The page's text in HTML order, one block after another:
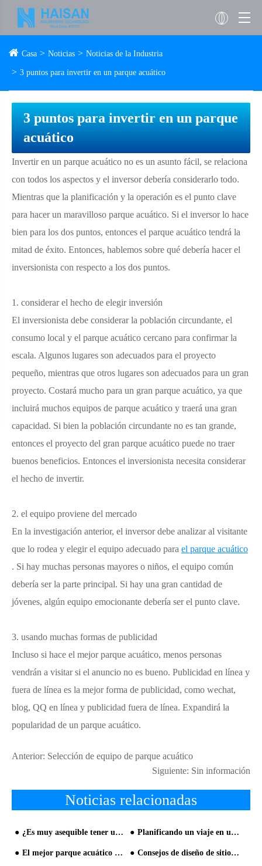
Casa Noticias Noticias de la Industria
3 puntos para invertir en un parque acuático
3 puntos para invertir en un parque
acuático
Invertir en un parque acuático no es un asunto fácil, se relaciona
con todos los aspectos y el inversor debería considerarlo todo.
Mientras que la planificación y la operación es el punto clave
para hacer un maravilloso parque acuático. Si el inversor lo hace
bien para los dos puntos, entonces el parque acuático tendrá la
mitad de éxito. Entonces, hablemos sobre qué debería hacer el
inversionista con respecto a los dos puntos.
1. considerar el hecho de elegir inversión
El inversionista debe considerar la población circundante, el
consumo local y el parque acuático cercano para confirmar la
escala. Algunos lugares son adecuados para el proyecto
pequeño, mientras que otros lugares son adecuados para un gran
proyecto. Costará mucho para un gran parque acuático, ya que
incluirá muchos equipos de parque acuático y traerá una gran
capacidad. Si bien la población circundante no es tan grande,
entonces el proyecto del gran parque acuático puede no traer
buenos beneficios. Entonces el inversionista necesita considerar
el hecho de invertir.
2. el equipo proviene del mercado
En la investigación anterior, el inversor debe analizar al visitante
que lo rodea y elegir el equipo adecuado para el parque acuático
. Si hay muchas personas mayores o niños, el equipo común
debería ser la parte principal. Si hay una gran cantidad de
jóvenes, algún equipo emocionante debería ser el punto clave.
3. usando muchas formas de publicidad
Incluso si hace el mejor parque acuático, menos personas
vendrán a visitar si el anuncio no es bueno. Publicidad en línea y
fuera de línea es la mejor forma de publicidad, como wechat,
blog, QQ en línea y publicidad fuera de línea. Expandirá la
popularidad de un parque acuático.
Anterior: Selección de equipo de parque acuático
Siguiente: Sin información
Noticias relacionadas
¿Es muy asequible tener un precio bajo en un parque acuático? Planificando un viaje en un parque acuático y disfruta de la diversión
El mejor parque acuático de Dubai Consejos de diseño de sitios web de parques acuáticos